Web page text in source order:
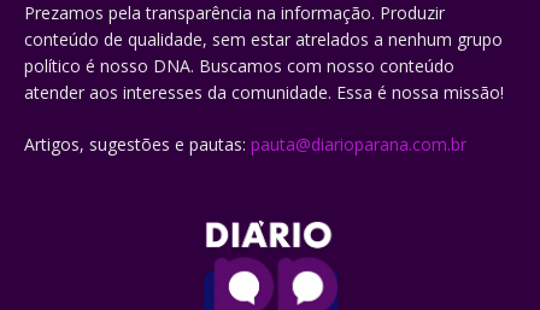
Prezamos pela transparência na informação. Produzir
conteúdo de qualidade, sem estar atrelados a nenhum grupo
político é nosso DNA. Buscamos com nosso conteúdo
atender aos interesses da comunidade. Essa é nossa missão!
Artigos, sugestões e pautas: pauta@diarioparana.com.br